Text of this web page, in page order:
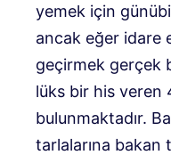
yemek için
ancak eğer idare
geçirmek gerçek
lüks bir his veren
bulunmaktadır.
tarlalarına bakan